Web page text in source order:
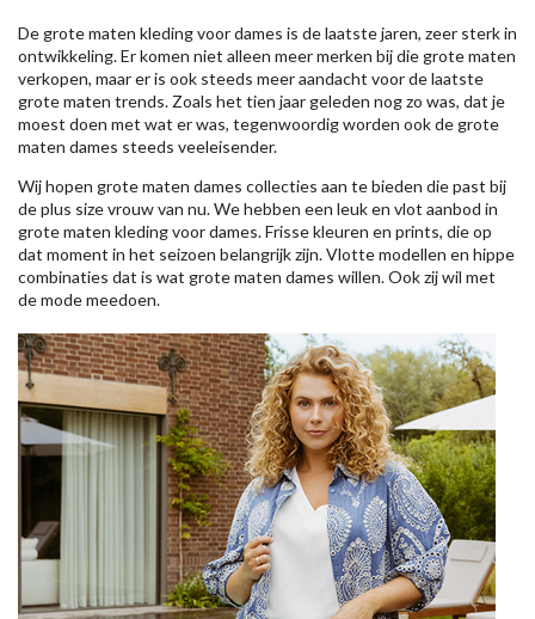
De grote maten kleding voor dames is de laatste jaren, zeer sterk in
ontwikkeling. Er komen niet alleen meer merken bij die grote maten
verkopen, maar er is ook steeds meer aandacht voor de laatste
grote maten trends. Zoals het tien jaar geleden nog zo was, dat je
moest doen met wat er was, tegenwoordig worden ook de grote
maten dames steeds veeleisender.
Wij hopen grote maten dames collecties aan te bieden die past bij
de plus size vrouw van nu. We hebben een leuk en vlot aanbod in
grote maten kleding voor dames. Frisse kleuren en prints, die op
dat moment in het seizoen belangrijk zijn. Vlotte modellen en hippe
combinaties dat is wat grote maten dames willen. Ook zij wil met
de mode meedoen.